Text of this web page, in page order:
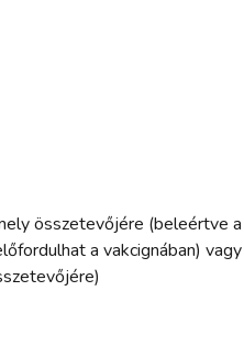
összetevőjére (beleértve a
a vakcignában) vagy